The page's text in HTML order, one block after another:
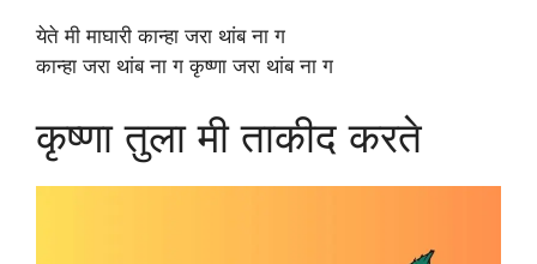
येते मी माघारी कान्हा जरा थांब ना ग
कान्हा जरा थांब ना ग कृष्णा जरा थांब ना ग
कृष्णा तुला मी ताकीद करते